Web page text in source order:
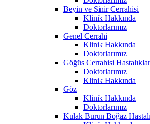
Beyin ve Sinir Cerrahisi
Klinik Hakkında
Doktorlarımız
Genel Cerrahi
Klinik Hakkında
Doktorlarımız
Göğüs Cerrahisi
Doktorlarımız
Klinik Hakkında
Göz
Klinik Hakkında
Doktorlarımız
Kulak Burun Boğaz